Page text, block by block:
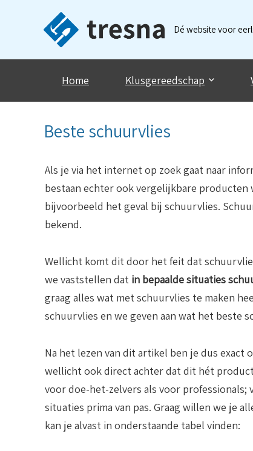
Dé website voor
Home Klusgereedschap
Beste schuurvlies
Als je via het internet op zoek gaat naar
bestaan echter ook vergelijkbare producten
bijvoorbeeld het geval bij schuurvlies.
bekend.
Wellicht komt dit door het feit dat
we vaststellen dat in bepaalde situaties
graag alles wat met schuurvlies te maken
schuurvlies en we geven aan wat het beste
Na het lezen van dit artikel ben je dus exact
wellicht ook direct achter dat dit hét
voor doe-het-zelvers als voor
situaties prima van pas. Graag willen we je
kan je alvast in onderstaande tabel vinden: